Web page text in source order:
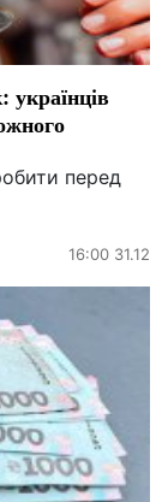
українців
перед
16:00 31.12